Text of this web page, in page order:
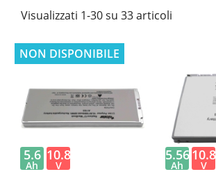
Visualizzati 1-30 su 33 articoli
5.6
Ah
10.8
V
NON DISPONIBILE
5.56
Ah
10.8
V